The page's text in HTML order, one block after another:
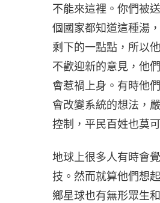
不能來這裡。你們被
個國家都知道這種湯
剩下的一點點，所以
不歡迎新的意見，他
會惹禍上身。有時他
會改變系統的想法，
控制，平民百姓也莫
地球上很多人有時會
技。然而就算他們想
鄉星球也有無形眾生